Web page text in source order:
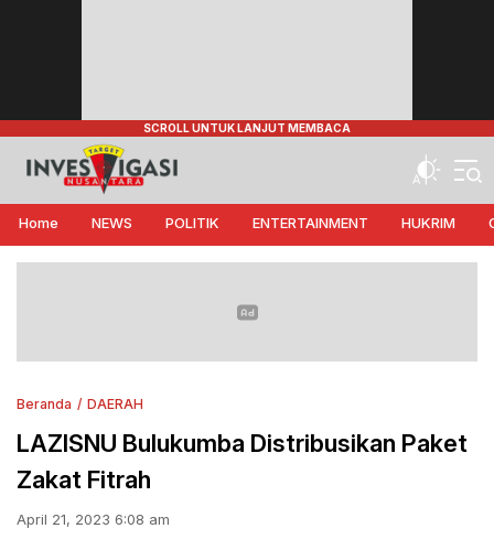
Target Investigasi Nusantara
Edukasi Nusantara
Home NEWS POLITIK ENTERTAINMENT HUKRIM
Beranda DAERAH
LAZISNU Bulukumba Distribusikan Paket
Zakat Fitrah
April 21, 2023 6:08 am